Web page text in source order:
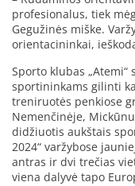
profesionalus, tiek
Gegužinės miške.
orientacininkai,
Sporto klubas
sportininkams gilinti
treniruotės penkiose
Nemenčinėje,
didžiuotis aukštais
2024“ varžybose
antras ir dvi trečias
viena dalyvė tapo